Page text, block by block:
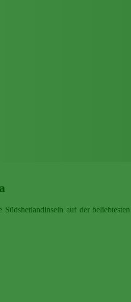
auf der